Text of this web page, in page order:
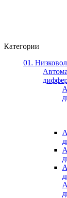
Категории
01.